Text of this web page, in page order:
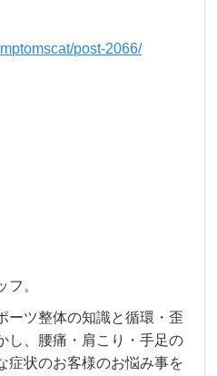
post-2066/
。
ーツ整体の知識と循環・歪
し、腰痛・肩こり・手足の
症状のお客様のお悩み事を